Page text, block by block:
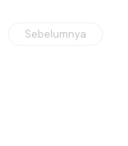
Sebelumnya